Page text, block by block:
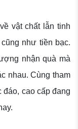
vật chất lẫn tinh
như tiền bạc.
nhận quà mà
nhau. Cùng tham
đáo, cao cấp đang